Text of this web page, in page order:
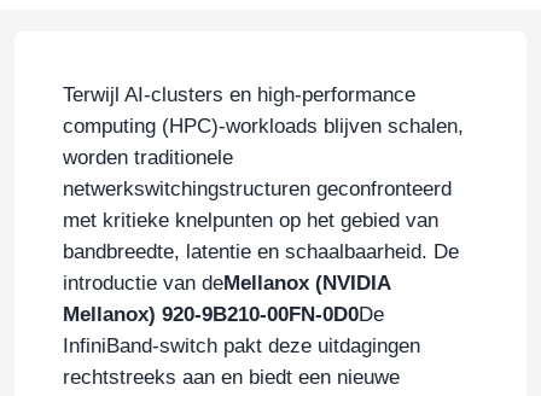
Terwijl AI-clusters en high-performance
computing (HPC)-workloads blijven schalen,
worden traditionele
netwerkswitchingstructuren geconfronteerd
met kritieke knelpunten op het gebied van
bandbreedte, latentie en schaalbaarheid. De
introductie van deMellanox (NVIDIA
Mellanox) 920-9B210-00FN-0D0De
InfiniBand-switch pakt deze uitdagingen
rechtstreeks aan en biedt een nieuwe